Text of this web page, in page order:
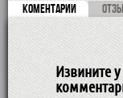
КОМЕНТАРИИ
Извините